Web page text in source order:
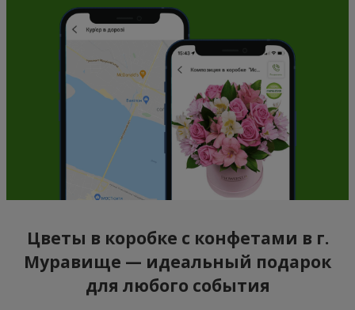
Цветы в коробке с конфетами в г.
Муравище — идеальный подарок
для любого события